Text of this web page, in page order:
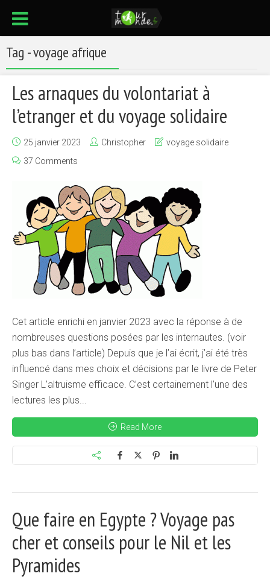
Tag - voyage afrique
Les arnaques du volontariat à
l’etranger et du voyage solidaire
25 janvier 2023 Christopher
voyage solidaire
37 Comments
Cet article enrichi en janvier 2023 avec la réponse à de
nombreuses questions posées par les internautes. (voir
plus bas dans l’article) Depuis que je l’ai écrit, j’ai été très
influencé dans mes choix et décisions par le livre de Peter
Singer L’altruisme efficace. C’est certainement l’une des
lectures les plus...
Read More
Que faire en Egypte ? Voyage pas
cher et conseils pour le Nil et les
Pyramides